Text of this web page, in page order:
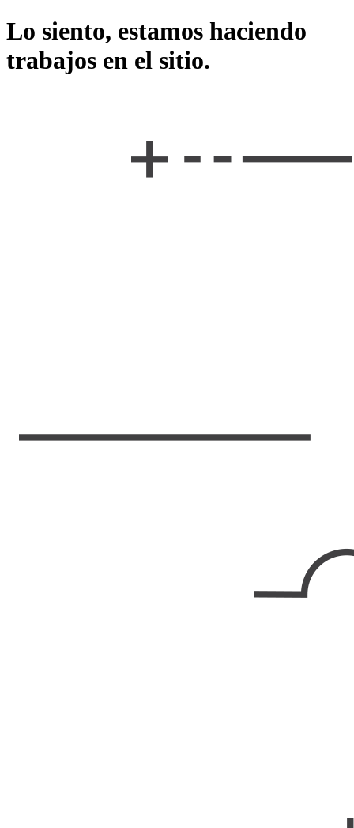
Lo siento, estamos haciendo
trabajos en el sitio.